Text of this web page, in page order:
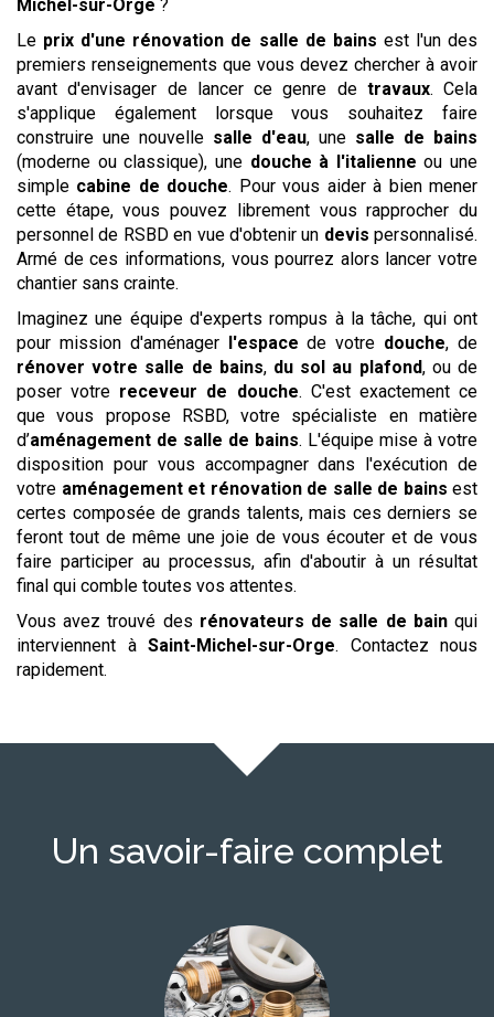
Michel-sur-Orge ?
Le prix d'une rénovation de salle de bains est l'un des
premiers renseignements que vous devez chercher à avoir
avant d'envisager de lancer ce genre de travaux. Cela
s'applique également lorsque vous souhaitez faire
construire une nouvelle salle d'eau, une salle de bains
(moderne ou classique), une douche à l'italienne ou une
simple cabine de douche. Pour vous aider à bien mener
cette étape, vous pouvez librement vous rapprocher du
personnel de RSBD en vue d'obtenir un devis personnalisé.
Armé de ces informations, vous pourrez alors lancer votre
chantier sans crainte.
Imaginez une équipe d'experts rompus à la tâche, qui ont
pour mission d'aménager
l'espace de votre douche, de
rénover votre salle de bains, du sol au plafond, ou de
poser votre receveur de douche. C'est exactement ce
que vous propose RSBD, votre spécialiste en matière
d’aménagement de salle de bains. L'équipe mise à votre
disposition pour vous accompagner dans l'exécution de
votre aménagement et rénovation de salle de bains est
certes composée de grands talents, mais ces derniers se
feront tout de même une joie de vous écouter et de vous
faire participer au processus, afin d'aboutir à un résultat
final qui comble toutes vos attentes.
Vous avez trouvé des rénovateurs de salle de bainqui
interviennent à Saint-Michel-sur-Orge. Contactez nous
rapidement.
Un savoir-faire complet